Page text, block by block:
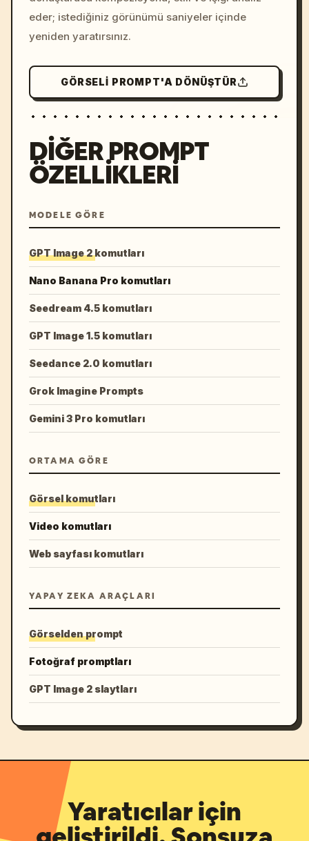
eder; istediğiniz görünümü saniyeler içinde
yeniden yaratırsınız.
GÖRSELI PROMPT'A DÖNÜŞTÜR
DIĞER PROMPT
ÖZELLIKLERI
MODELE GÖRE
GPT Image 2 komutları
Nano Banana Pro komutları
Seedream 4.5 komutları
GPT Image 1.5 komutları
Seedance 2.0 komutları
Grok Imagine Prompts
Gemini 3 Pro komutları
ORTAMA GÖRE
Görsel komutları
Video komutları
Web sayfası komutları
YAPAY ZEKA ARAÇLARI
Görselden prompt
Fotoğraf promptları
GPT Image 2 slaytları
Yaratıcılar için